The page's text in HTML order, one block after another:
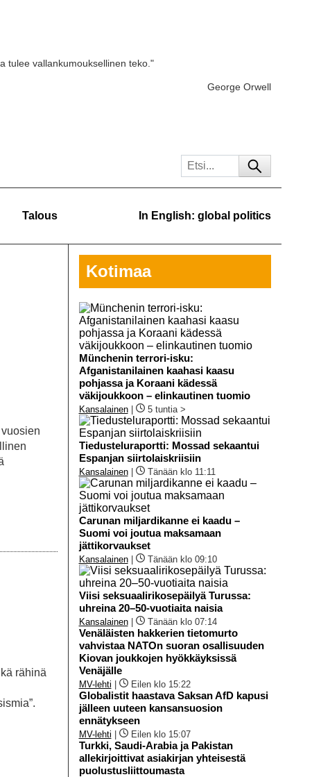
tulee vallankumouksellinen teko."
George Orwell
Talous In English: global politics
rähinä
Kotimaa
Münchenin terrori-isku:
Afganistanilainen kaahasi kaasu
pohjassa ja Koraani kädessä
väkijoukkoon – elinkautinen tuomio
Kansalainen| 5 tuntia >
Tiedusteluraportti: Mossad sekaantui
Espanjan siirtolaiskriisiin
Kansalainen| Tänään klo 11:11
Carunan miljardikanne ei kaadu –
Suomi voi joutua maksamaan
jättikorvaukset
Kansalainen| Tänään klo 09:10
Viisi seksuaalirikosepäilyä Turussa:
uhreina 20–50-vuotiaita naisia
Kansalainen| Tänään klo 07:14
Venäläisten hakkerien tietomurto
vahvistaa NATOn suoran osallisuuden
Kiovan joukkojen hyökkäyksissä
Venäjälle
MV-lehti Eilen klo 15:22
Globalistit haastava Saksan AfD kapusi
jälleen uuteen kansansuosion
ennätykseen
MV-lehti Eilen klo 15:07
Turkki, Saudi-Arabia ja Pakistan
allekirjoittivat asiakirjan yhteisestä
puolustusliittoumasta